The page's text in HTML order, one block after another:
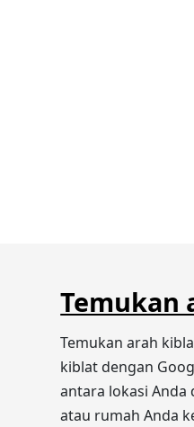
Temukan
Temukan arah
kiblat dengan
antara lokasi Anda
atau rumah Anda